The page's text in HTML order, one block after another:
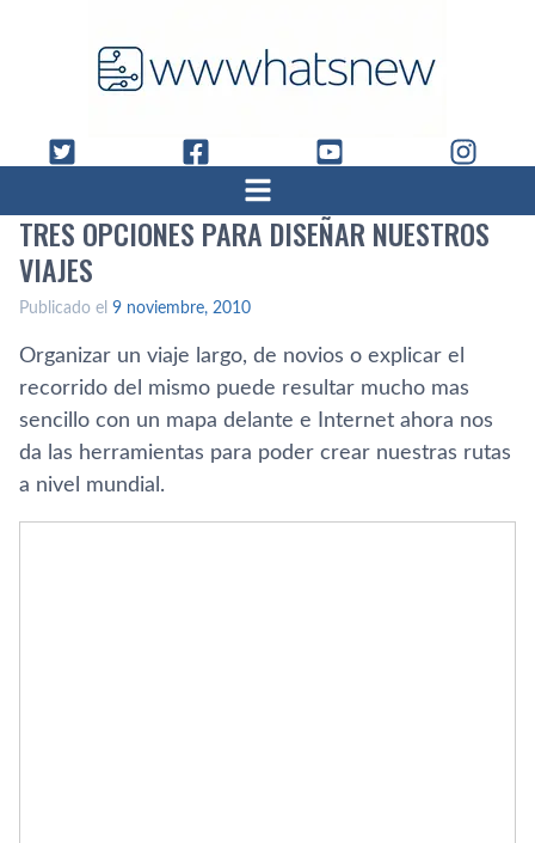
TRES OPCIONES PARA DISEÑAR NUESTROS
VIAJES
Publicado el 9 noviembre, 2010
Organizar un viaje largo, de novios o explicar el
recorrido del mismo puede resultar mucho mas
sencillo con un mapa delante e Internet ahora nos
da las herramientas para poder crear nuestras rutas
a nivel mundial.